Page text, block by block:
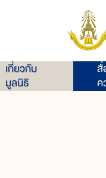
เกี่ยวกับ
มูลนิธิ
สื่
ค